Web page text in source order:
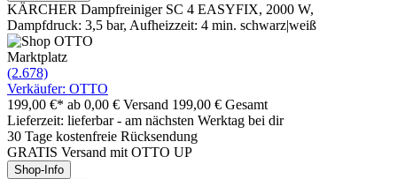
KÄRCHER Dampfreiniger SC 4 EASYFIX, 2000 W,
Dampfdruck: 3,5 bar, Aufheizzeit: 4 min. schwarz|weiß
Marktplatz
(2.678)
Verkäufer: OTTO
199,00 €* ab 0,00 € Versand 199,00 € Gesamt
Lieferzeit: lieferbar - am nächsten Werktag bei dir
30 Tage kostenfreie Rücksendung
GRATIS Versand mit OTTO UP
Shop-Info